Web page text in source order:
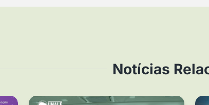
Notícias